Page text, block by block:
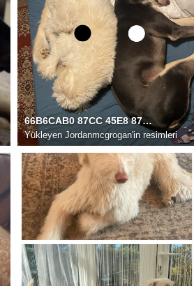
66B6CAB0 87CC 45E8 87B4 66BB12C50C29
Yükleyen Jordanmcgrogan'in resimleri